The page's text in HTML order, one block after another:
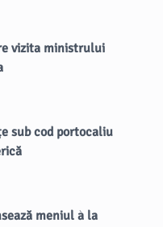
vizita ministrului
sub cod portocaliu
meniul à la